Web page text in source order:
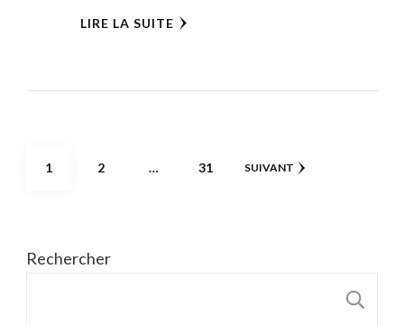
LIRE LA SUITE
Pagination
PAGE
1 PAGE
2 … PAGE
31 SUIVANT
Rechercher